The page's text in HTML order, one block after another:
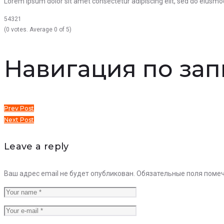
54321
(0 votes. Average 0 of 5)
Навигация по
Prev Post
Next Post
Leave a reply
Ваш адрес email не будет опубликован. Обязательные поля